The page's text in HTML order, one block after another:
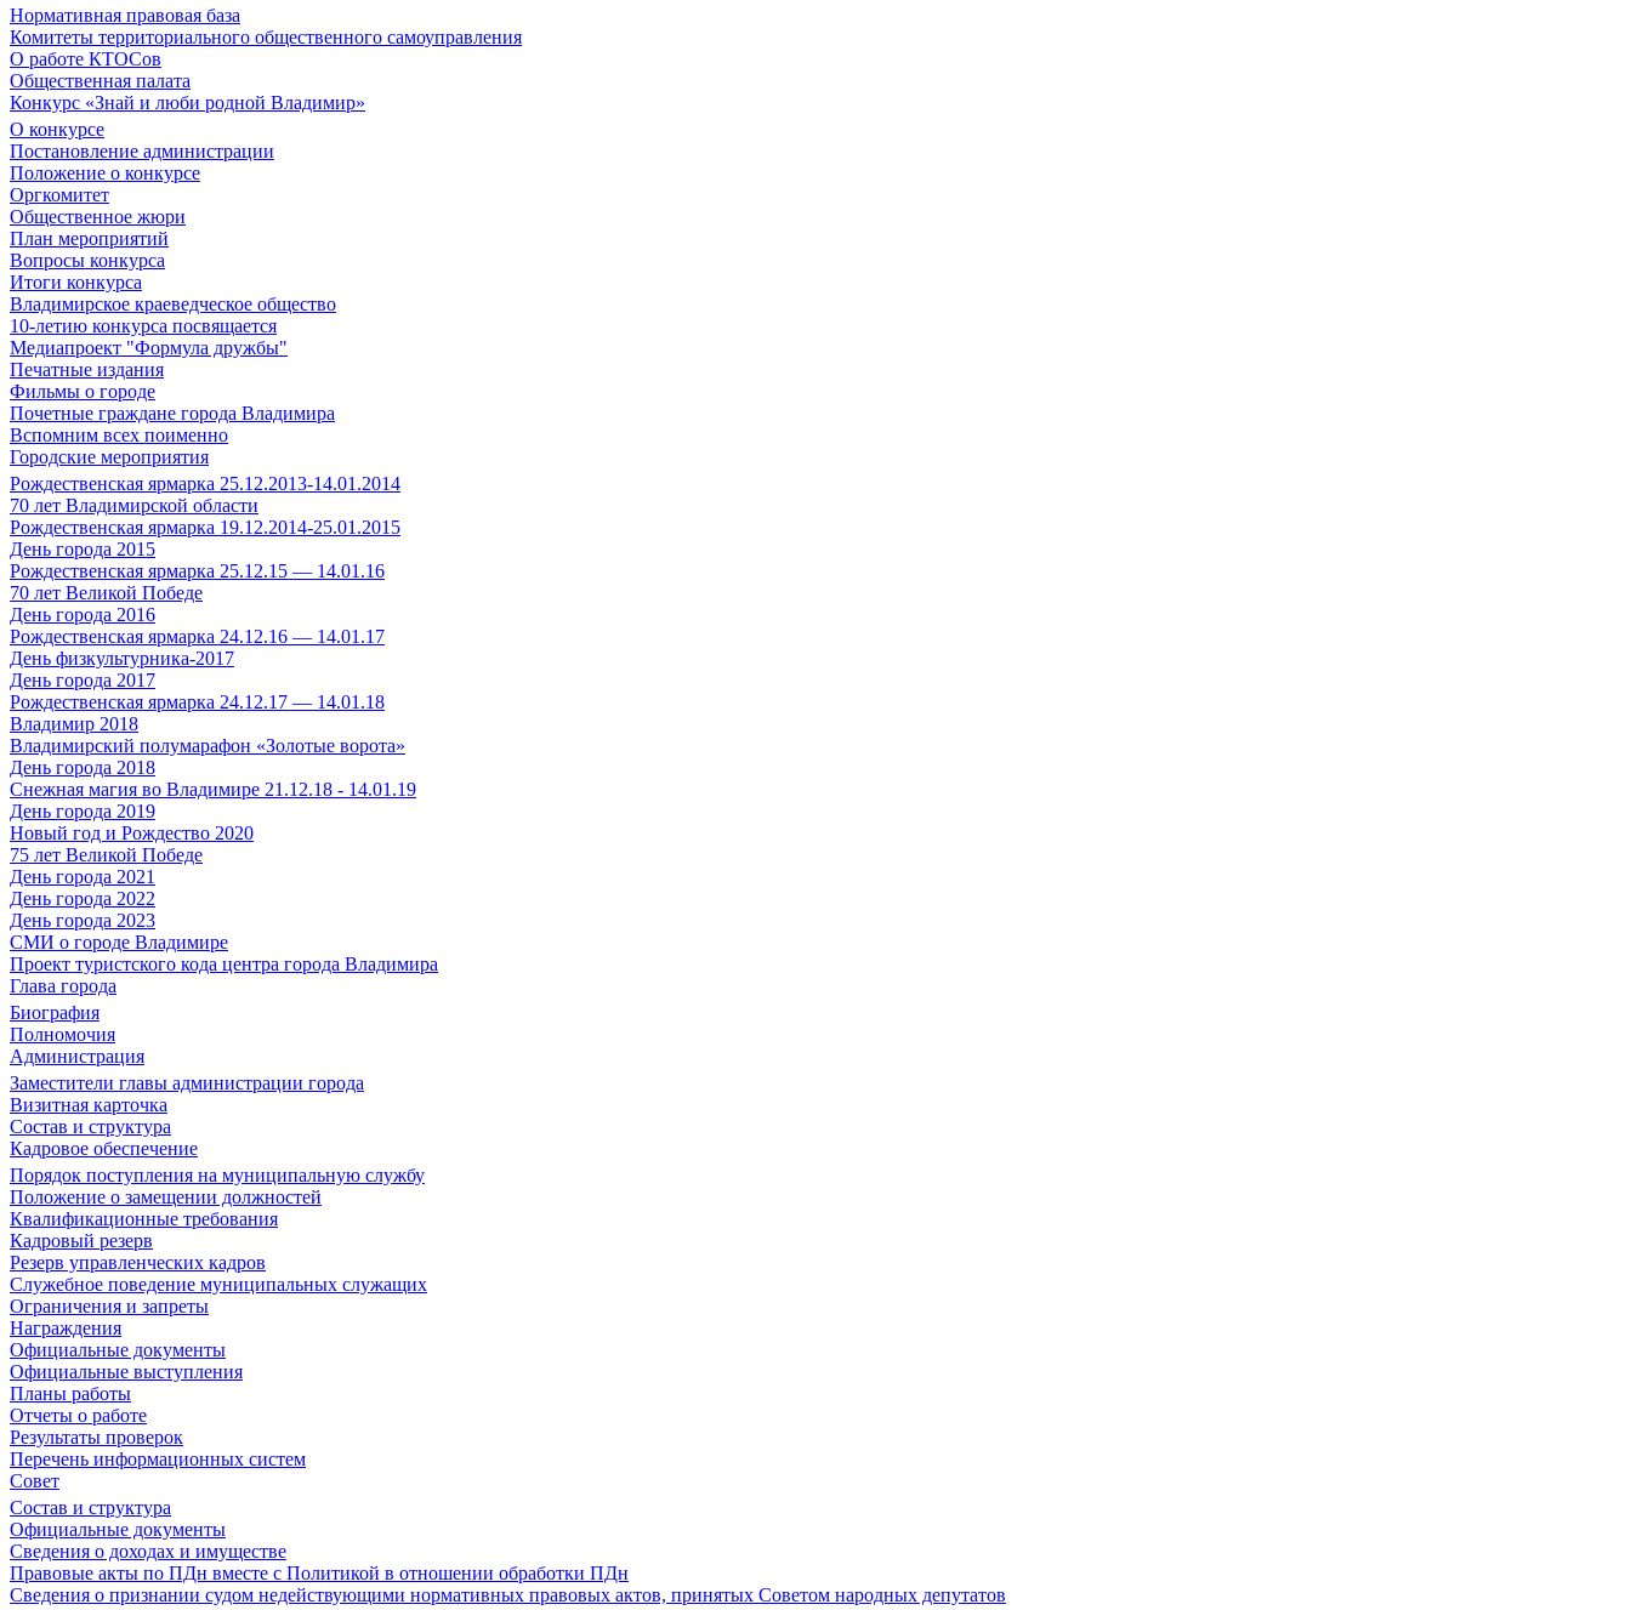
Нормативная правовая база
Комитеты территориального общественного самоуправления
О работе КТОСов
Общественная палата
Конкурс «Знай и люби родной Владимир»
О конкурсе
Постановление администрации
Положение о конкурсе
Оргкомитет
Общественное жюри
План мероприятий
Вопросы конкурса
Итоги конкурса
Владимирское краеведческое общество
10-летию конкурса посвящается
Медиапроект "Формула дружбы"
Печатные издания
Фильмы о городе
Почетные граждане города Владимира
Вспомним всех поименно
Городские мероприятия
Рождественская ярмарка 25.12.2013-14.01.2014
70 лет Владимирской области
Рождественская ярмарка 19.12.2014-25.01.2015
День города 2015
Рождественская ярмарка 25.12.15 — 14.01.16
70 лет Великой Победе
День города 2016
Рождественская ярмарка 24.12.16 — 14.01.17
День физкультурника-2017
День города 2017
Рождественская ярмарка 24.12.17 — 14.01.18
Владимир 2018
Владимирский полумарафон «Золотые ворота»
День города 2018
Снежная магия во Владимире 21.12.18 - 14.01.19
День города 2019
Новый год и Рождество 2020
75 лет Великой Победе
День города 2021
День города 2022
День города 2023
СМИ о городе Владимире
Проект туристского кода центра города Владимира
Глава города
Биография
Полномочия
Администрация
Заместители главы администрации города
Визитная карточка
Состав и структура
Кадровое обеспечение
Порядок поступления на муниципальную службу
Положение о замещении должностей
Квалификационные требования
Кадровый резерв
Резерв управленческих кадров
Служебное поведение муниципальных служащих
Ограничения и запреты
Награждения
Официальные документы
Официальные выступления
Планы работы
Отчеты о работе
Результаты проверок
Перечень информационных систем
Совет
Состав и структура
Официальные документы
Сведения о доходах и имуществе
Правовые акты по ПДн вместе с Политикой в отношении обработки ПДн
Сведения о признании судом недействующими нормативных правовых актов, принятых Советом народных депутатов